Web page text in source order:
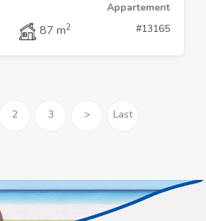
Appartement
87 m2 #13165
2 3 > Last